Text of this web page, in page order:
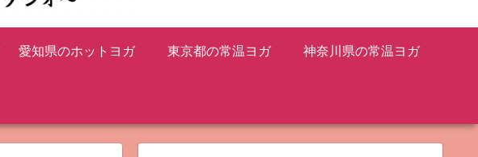
愛知県のホットヨガ 東京都の常温ヨガ 神奈川県の常温ヨガ